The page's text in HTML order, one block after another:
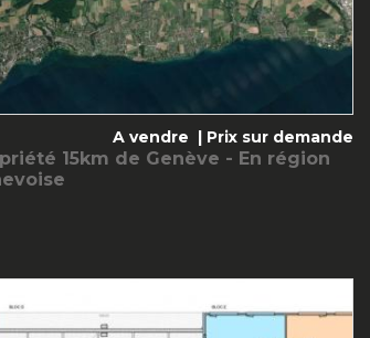
A vendre | Prix sur demande
15km de Genève - En région